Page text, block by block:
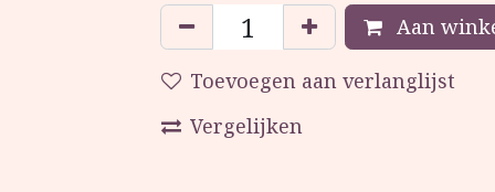
Aan
Toevoegen aan verlanglijst
Vergelijken